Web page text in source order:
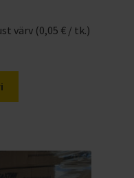
värv (0,05 € / tk.)